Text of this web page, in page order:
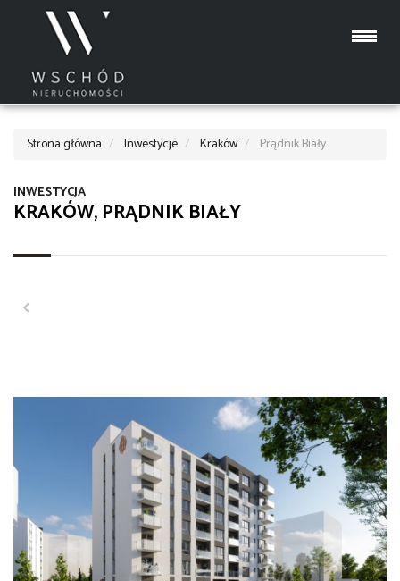
Strona główna Inwestycje Kraków Prądnik Biały
KRAKÓW, PRĄDNIK BIAŁY
INWESTYCJA